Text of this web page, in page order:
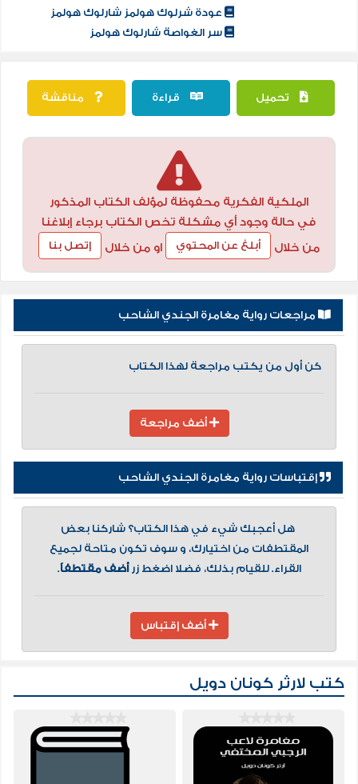
عودة شرلوك هولمز شارلوك هولمز
سر الغواصة شارلوك هولمز
تحميل قراءة مناقشة
الملكية الفكرية محفوظة لمؤلف الكتاب المذكور
في حالة وجود أي مشكلة تخص الكتاب برجاء إبلاغنا
من خلال
أبلغ عن المحتوي او من خلال إتصل بنا
مراجعات رواية مغامرة الجندي الشاحب
كن أول من يكتب مراجعة لهذا الكتاب
أضف مراجعة
إقتباسات رواية مغامرة الجندي الشاحب
هل أعجبك شيء في هذا الكتاب؟ شاركنا بعض
المقتطفات من اختيارك، و سوف تكون متاحة لجميع
القراء. للقيام بذلك، فضلا اضغط زرأضف مقتطفاً.
أضف إقتباس
كتب لارثر كونان دويل